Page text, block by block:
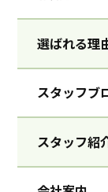
選ばれる理
スタッフブ
スタッフ紹